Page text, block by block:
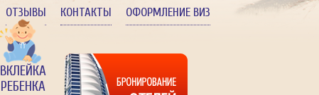
ОТЗЫВЫ КОНТАКТЫ ОФОРМЛЕНИЕ ВИЗ
ВКЛЕЙКА
РЕБЕНКА